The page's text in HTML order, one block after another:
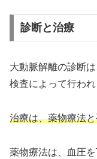
診断と治療
大動脈解離の診断
検査によって行われ
治療は、薬物療法
薬物療法は、血圧